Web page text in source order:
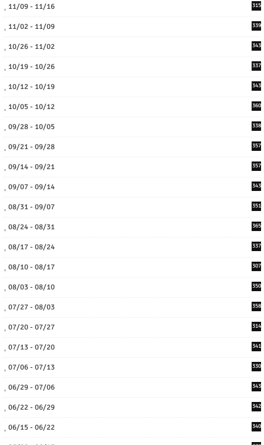
11/09 - 11/16 315
11/02 - 11/09 339
10/26 - 11/02 343
10/19 - 10/26 337
10/12 - 10/19 343
10/05 - 10/12 360
09/28 - 10/05 338
09/21 - 09/28 357
09/14 - 09/21 357
09/07 - 09/14 343
08/31 - 09/07 351
08/24 - 08/31 365
08/17 - 08/24 337
08/10 - 08/17 307
08/03 - 08/10 350
07/27 - 08/03 358
07/20 - 07/27 314
07/13 - 07/20 341
07/06 - 07/13 330
06/29 - 07/06 343
06/22 - 06/29 342
06/15 - 06/22 340